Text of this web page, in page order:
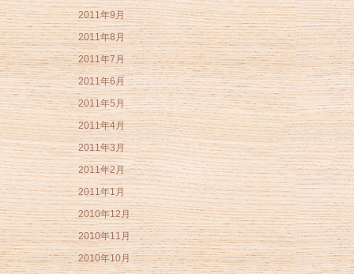
2011年9月
2011年8月
2011年7月
2011年6月
2011年5月
2011年4月
2011年3月
2011年2月
2011年1月
2010年12月
2010年11月
2010年10月